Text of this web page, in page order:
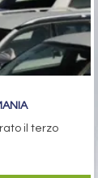
il terzo